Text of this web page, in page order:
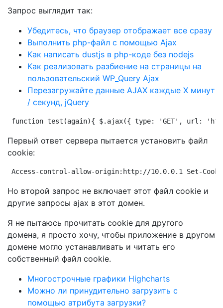
Запрос выглядит так:
Убедитесь, что браузер отображает все сразу
Выполнить php-файл с помощью Ajax
Как написать dustjs в php-коде без nodejs
Как реализовать разбиение на страницы на
пользовательский WP_Query Ajax
Перезагружайте данные AJAX каждые X минут
/ секунд, jQuery
function test(again){ $.ajax({ type: 'GET', url:
Первый ответ сервера пытается установить файл
cookie:
Access-control-allow-origin:http://10.0.0.1 Set-
Но второй запрос не включает этот файл cookie и
другие запросы ajax в этот домен.
Я не пытаюсь прочитать cookie для другого
домена, я просто хочу, чтобы приложение в другом
домене могло устанавливать и читать его
собственный файл cookie.
Многострочные графики Highcharts
Можно ли принудительно загрузить с
помощью атрибута загрузки?